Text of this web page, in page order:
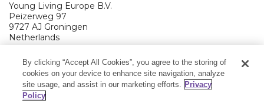
Young Living Europe B.V.
Peizerweg 97
9727 AJ Groningen
Netherlands
Kundenservice:
08000-825049
Young Living EMEA Ltd Hauptquartier: 44 (0) 20 3935 9000
By clicking “Accept All Cookies”, you agree to the storing of
cookies on your device to enhance site navigation, analyze
site usage, and assist in our marketing efforts. Privacy
Policy